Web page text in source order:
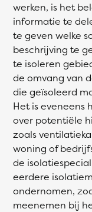
werken, is het
informatie te
te geven welke
beschrijving te
te isoleren
de omvang van
die geïsoleerd
Het is eveneens
over potentiële
zoals
woning of
de
eerdere
ondernomen,
meenemen bij